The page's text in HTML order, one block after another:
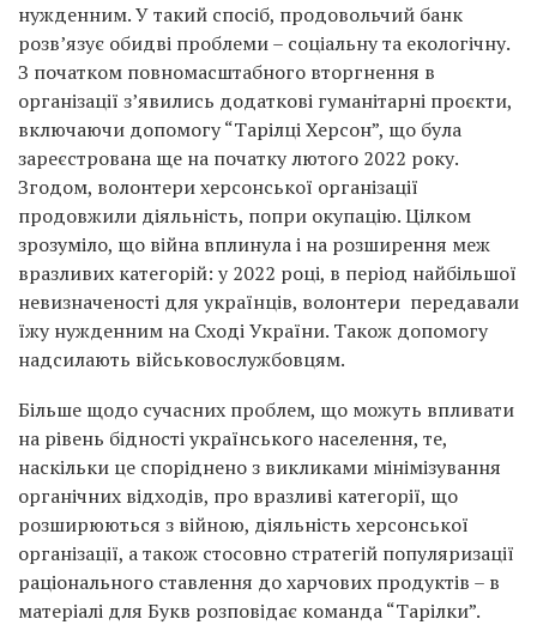
нужденним. У такий спосіб, продовольчий банк
розв’язує обидві проблеми – соціальну та екологічну.
З початком повномасштабного вторгнення в
організації з’явились додаткові гуманітарні проєкти,
включаючи допомогу “Тарілці Херсон”, що була
зареєстрована ще на початку лютого 2022 року.
Згодом, волонтери херсонської організації
продовжили діяльність, попри окупацію. Цілком
зрозуміло, що війна вплинула і на розширення меж
вразливих категорій: у 2022 році, в період найбільшої
невизначеності для українців, волонтери передавали
їжу нужденним на Сході України. Також допомогу
надсилають військовослужбовцям.
Більше щодо сучасних проблем, що можуть впливати
на рівень бідності українського населення, те,
наскільки це споріднено з викликами мінімізування
органічних відходів, про вразливі категорії, що
розширюються з війною, діяльність херсонської
організації, а також стосовно стратегій популяризації
раціонального ставлення до харчових продуктів – в
матеріалі для Букв розповідає команда “Тарілки”.